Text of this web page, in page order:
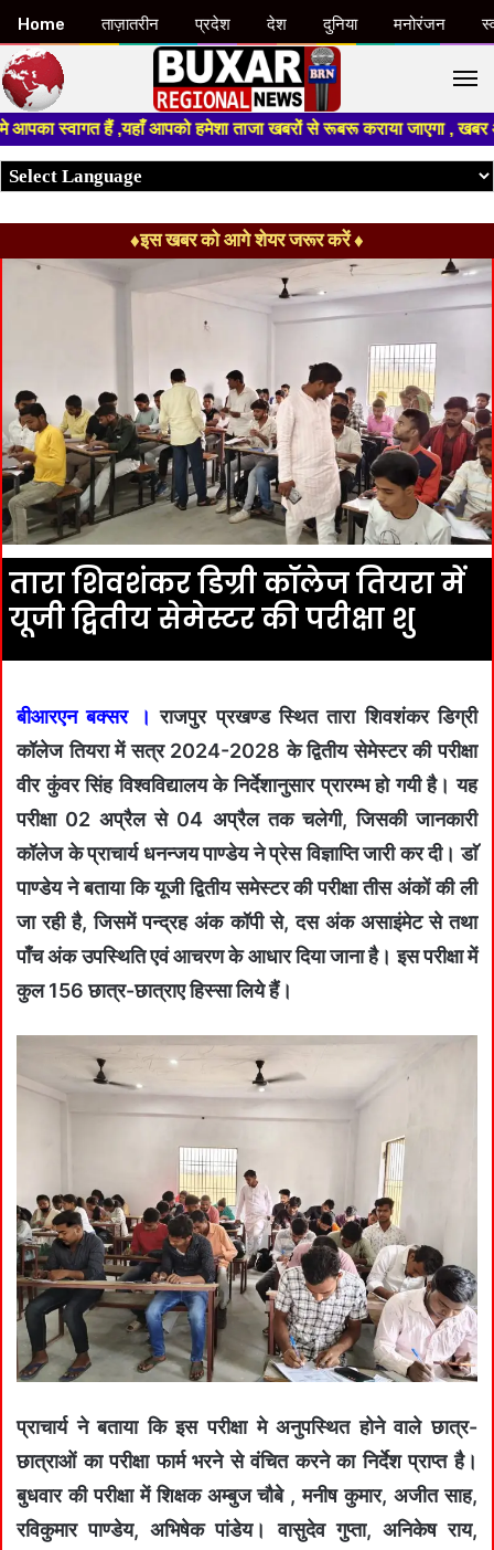
हैं ,यहाँ आपको हमेशा ताजा खबरों से रूबरू कराया जाएगा , खबर ओर
♦इस खबर को आगे शेयर जरूर करें ♦
तारा शिवशंकर डिग्री कॉलेज तियरा में
यूजी द्वितीय सेमेस्टर की परीक्षा शु
बीआरएन बक्सर ।राजपुर प्रखण्ड स्थित तारा शिवशंकर डिग्री
कॉलेज तियरा में सत्र 2024-2028 के द्वितीय सेमेस्टर की परीक्षा
वीर कुंवर सिंह विश्वविद्यालय के निर्देशानुसार प्रारम्भ हो गयी है। यह
परीक्षा 02 अप्रैल से 04 अप्रैल तक चलेगी, जिसकी जानकारी
कॉलेज के प्राचार्य धनन्जय पाण्डेय ने प्रेस विज्ञाप्ति जारी कर दी। डाॅ
पाण्डेय ने बताया कि यूजी द्वितीय समेस्टर की परीक्षा तीस अंकों की ली
जा रही है, जिसमें पन्द्रह अंक कॉपी से, दस अंक असाइंमेट से तथा
पाँच अंक उपस्थिति एवं आचरण के आधार दिया जाना है। इस परीक्षा में
कुल 156 छात्र-छात्राए हिस्सा लिये हैं।
प्राचार्य ने बताया कि इस परीक्षा मे अनुपस्थित होने वाले छात्र-
छात्राओं का परीक्षा फार्म भरने से वंचित करने का निर्देश प्राप्त है।
बुधवार की परीक्षा में शिक्षक अम्बुज चौबे , मनीष कुमार, अजीत साह,
रविकुमार पाण्डेय, अभिषेक पांडेय। वासुदेव गुप्ता, अनिकेष राय,
Home ताज़ातरीन प्रदेश देश दुनिया मनोरंजन